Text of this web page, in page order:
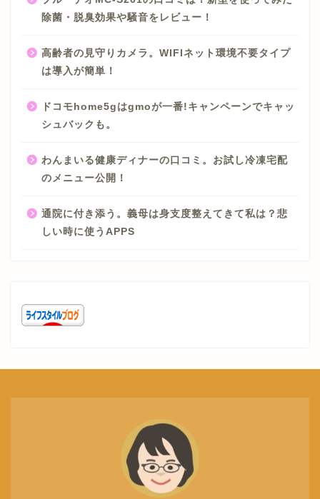
除菌・脱臭効果や騒音をレビュー！
高齢者の見守りカメラ。WIFIネット環境不要タイプ
は導入が簡単！
ドコモhome5gはgmoが一番!キャンペーンでキャッ
シュバックも。
わんまいる健康ディナーの口コミ。お試し冷凍宅配
のメニュー公開！
通院に付き添う。義母は身支度整えてきて私は？悲
しい時に使うAPPS